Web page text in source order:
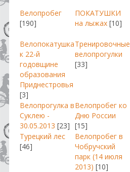
Велопробег
[190]
ПОКАТУШКИ
на лыжах [10]
Велопокатушка
к 22-й
годовщине
образования
Приднестровья
[3]
Тренировочные
велопрогулки
[33]
Велопрогулка в
Суклею -
30.05.2013 [23]
Велопробег ко
Дню России
[15]
Турецкий лес
[46]
Велопробег в
Чобручский
парк (14 июля
2013) [10]